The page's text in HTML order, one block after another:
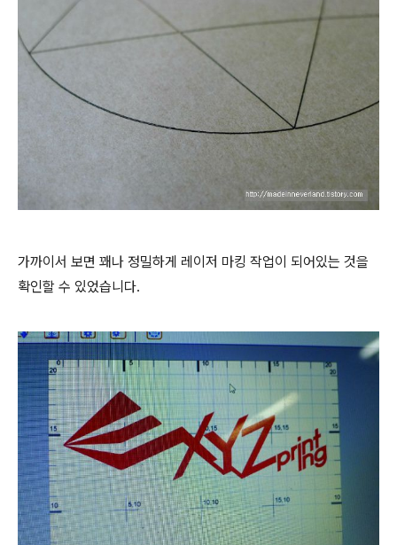
가까이서 보면 꽤나 정밀하게 레이저 마킹 작업이 되어있는 것을
확인할 수 있었습니다.